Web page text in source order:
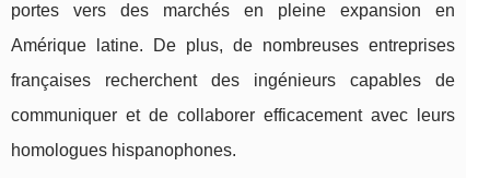
portes vers des marchés en pleine expansion en
Amérique latine. De plus, de nombreuses entreprises
françaises recherchent des ingénieurs capables de
communiquer et de collaborer efficacement avec leurs
homologues hispanophones.